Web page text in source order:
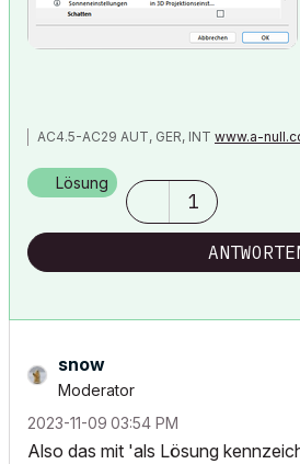
AC4.5-AC29 AUT, GER, INT www.a-
Lösung
1
snow
Moderator
‎2023-11-09 03:54 PM
Also das mit 'als Lösung